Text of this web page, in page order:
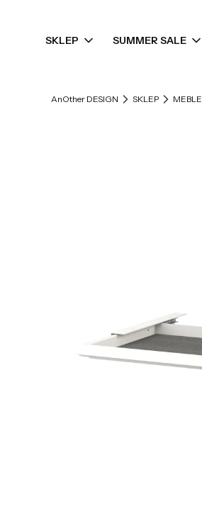
SKLEP SUMMER SALE
AnOther DESIGN SKLEP MEBLE